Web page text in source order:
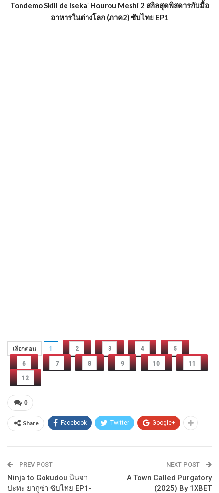
Tondemo Skill de Isekai Hourou Meshi 2 สกิลสุดพิสดารกับมื้อ
อาหารในต่างโลก (ภาค2) ซับไทย EP1
เลือกตอน 1 2 3 4 5
6 7 8 9 10 11
12
0
Share Facebook Twitter Google+
PREV POST
Ninja to Gokudou นินจา
ปะทะ ยากูซ่า ซับไทย EP1-
NEXT POST
A Town Called Purgatory
(2025) By 1XBET